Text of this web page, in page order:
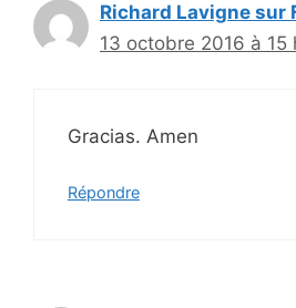
Richard Lavigne sur
13 octobre 2016 à 15
Gracias. Amen
Répondre